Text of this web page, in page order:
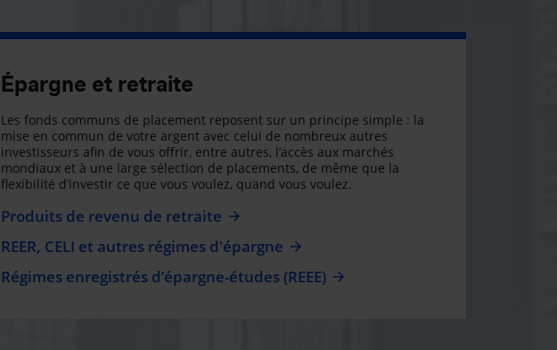
Épargne et retraite
Les fonds communs de placement reposent sur un principe simple : la
mise en commun de votre argent avec celui de nombreux autres
investisseurs afin de vous offrir, entre autres, l’accès aux marchés
mondiaux et à une large sélection de placements, de même que la
flexibilité d’investir ce que vous voulez, quand vous voulez.
Produits de revenu de retraite
REER, CELI et autres régimes d'épargne
Régimes enregistrés d’épargne-études (REEE)